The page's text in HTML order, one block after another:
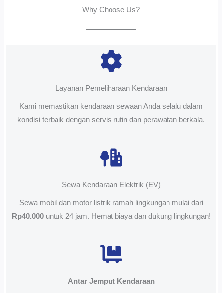
Why Choose Us?
Layanan Pemeliharaan Kendaraan
Kami memastikan kendaraan sewaan Anda selalu dalam
kondisi terbaik dengan servis rutin dan perawatan berkala.
Sewa Kendaraan Elektrik (EV)
Sewa mobil dan motor listrik ramah lingkungan mulai dari
Rp40.000untuk 24 jam. Hemat biaya dan dukung lingkungan!
Antar Jemput Kendaraan